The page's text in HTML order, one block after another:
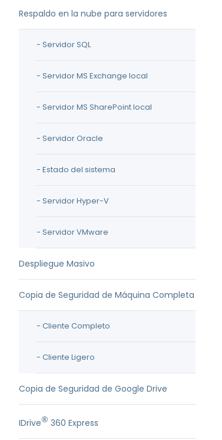
Respaldo en la nube para servidores
- Servidor SQL
- Servidor MS Exchange local
- Servidor MS SharePoint local
- Servidor Oracle
- Estado del sistema
- Servidor Hyper-V
- Servidor VMware
Despliegue Masivo
Copia de Seguridad de Máquina Completa
- Cliente Completo
- Cliente Ligero
Copia de Seguridad de Google Drive
IDrive® 360 Express